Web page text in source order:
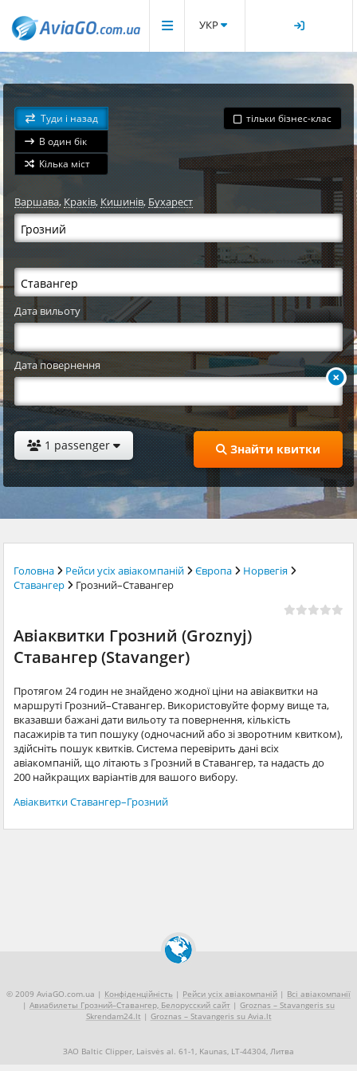
УКР
Туди і назад
В один бік
Кілька міст
тільки бізнес-клас
Варшава,Краків, Кишинів, Бухарест
Дата вильоту
Дата повернення
1 passenger Знайти квитки
Головна Рейси усіх авіакомпаній Європа
Норвегія
Ставангер
Грозний–Ставангер
Авіаквитки Грозний (Groznyj)
Ставангер (Stavanger)
Протягом 24 годин не знайдено жодної ціни на авіаквитки на
маршруті Грозний–Ставангер. Використовуйте форму вище та,
вказавши бажані дати вильоту та повернення, кількість
пасажирів та тип пошуку (одночасний або зі зворотним квитком),
здійсніть пошук квитків. Система перевірить дані всіх
авіакомпаній, що літають з Грозний в Ставангер, та надасть до
200 найкращих варіантів для вашого вибору.
Авіаквитки Ставангер–Грозний
© 2009 AviaGO.com.ua | Конфіденційність | Рейси усіх авіакомпаній | Всі авіакомпанії
| Авиабилеты Грозний–Ставангер, Белорусский сайт | Groznas – Stavangeris su
Skrendam24.lt | Groznas – Stavangeris su Avia.lt
ЗАО Baltic Clipper, Laisvės al. 61-1, Kaunas, LT-44304, Литва